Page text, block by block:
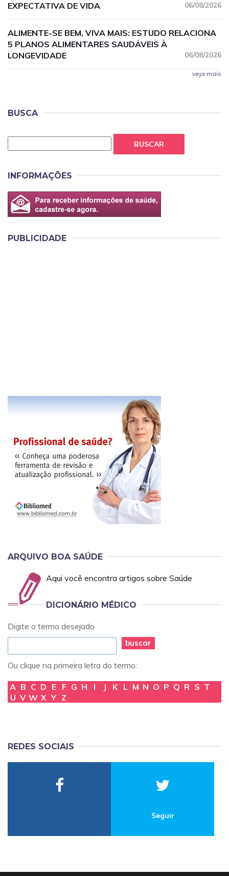
EXPECTATIVA DE VIDA 06/08/2026
ALIMENTE-SE BEM, VIVA MAIS: ESTUDO RELACIONA
5 PLANOS ALIMENTARES SAUDÁVEIS À
LONGEVIDADE
06/08/2026
veja mais
BUSCA
BUSCAR
INFORMAÇÕES
PUBLICIDADE
ARQUIVO BOA SAÚDE
Aqui você encontra artigos sobre Saúde
DICIONÁRIO MÉDICO
Digite o termo desejado
buscar
Ou clique na primeira letra do termo:
A B C D E F G H I J K L M N O P Q R S T
U V W X Y Z
REDES SOCIAIS
Seguir